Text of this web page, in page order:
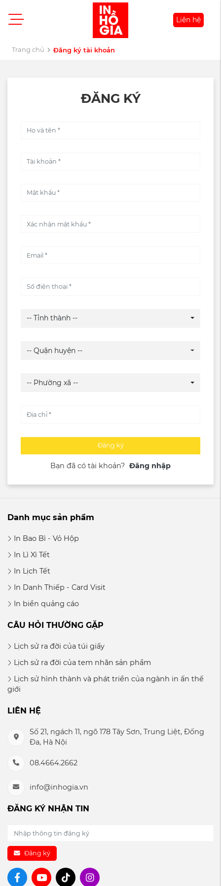
Liên hệ
Trang chủ Đăng ký tài khoản
ĐĂNG KÝ
-- Tỉnh thành --
-- Quận huyện --
-- Phường xã --
Đăng ký
Bạn đã có tài khoản? Đăng nhập
Danh mục sản phẩm
In Bao Bì - Vỏ Hộp
In Lì Xì Tết
In Lịch Tết
In Danh Thiếp - Card Visit
In biển quảng cáo
CÂU HỎI THƯỜNG GẶP
Lịch sử ra đời của túi giấy
Lịch sử ra đời của tem nhãn sản phẩm
Lịch sử hình thành và phát triển của ngành in ấn thế
giới
LIÊN HỆ
Số 21, ngách 11, ngõ 178 Tây Sơn, Trung Liệt, Đống
Đa, Hà Nội
08.4664.2662
info@inhogia.vn
ĐĂNG KÝ NHẬN TIN
Đăng ký